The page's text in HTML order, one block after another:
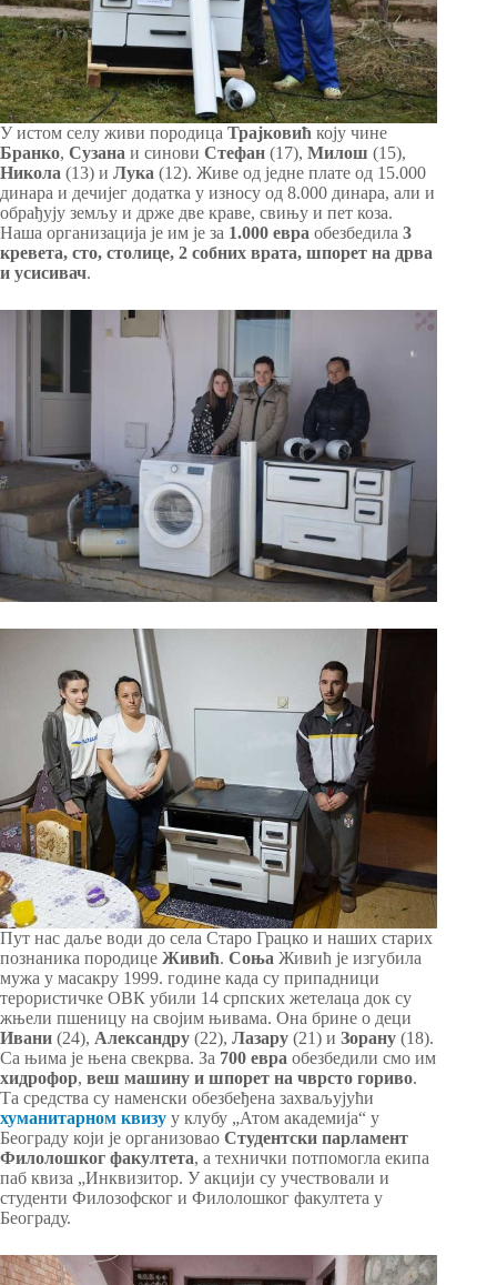
У истом селу живи породица Трајковић коју чине
Бранко, Сузана и синови Стефан (17), Милош (15),
Никола (13) и Лука (12). Живе од једне плате од 15.000
динара и дечијег додатка у износу од 8.000 динара, али и
обрађују земљу и држе две краве, свињу и пет коза.
Наша организација је им је за 1.000 евра обезбедила 3
кревета, сто, столице, 2 собних врата, шпорет на дрва
и усисивач.
Пут нас даље води до села Старо Грацко и наших старих
познаника породице Живић. Соња Живић је изгубила
мужа у масакру 1999. године када су припадници
терористичке ОВК убили 14 српских жетелаца док су
жњели пшеницу на својим њивама. Она брине о деци
Ивани (24), Александру (22), Лазару (21) и Зорану (18).
Са њима је њена свекрва. За 700 евра обезбедили смо им
хидрофор, веш машину и шпорет на чврсто гориво.
Та средства су наменски обезбеђена захваљујући
хуманитарном квизу у клубу „Атом академија“ у
Београду који је организовао Студентски парламент
Филолошког факултета, а технички потпомогла екипа
паб квиза „Инквизитор. У акцији су учествовали и
студенти Филозофског и Филолошког факултета у
Београду.